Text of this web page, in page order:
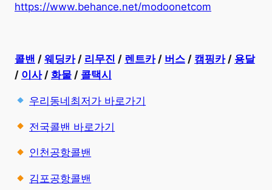
https://www.behance.net/modoonetcom
콜밴 / 웨딩카/ 리무진 / 렌트카/ 버스 / 캠핑카/ 용달
/ 이사/ 화물 / 콜택시
우리동네최저가 바로가기
전국콜밴 바로가기
인천공항콜밴
김포공항콜밴